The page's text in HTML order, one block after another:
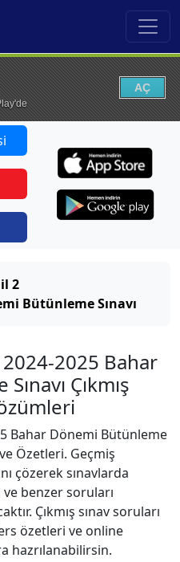
AÇ
2
Bütünleme Sınavı
2025 Bahar
Çıkmış
Bahar Dönemi Bütünleme
ve Özetleri. Geçmiş
çözerek sınavlarda
ve benzer soruları
Çıkmış sınav soruları
özetleri ve online
hazrılanabilirsin.